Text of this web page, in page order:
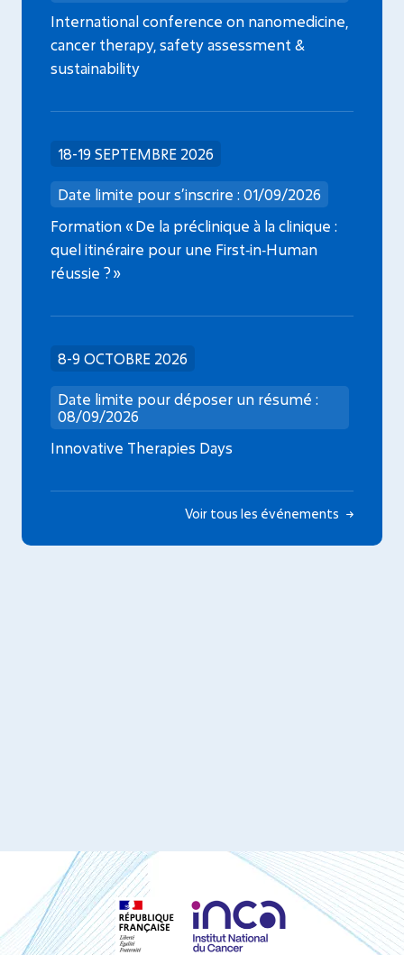
International conference on nanomedicine,
cancer therapy, safety assessment &
sustainability
18-19 SEPTEMBRE 2026
Date limite pour s’inscrire : 01/09/2026
Formation « De la préclinique à la clinique :
quel itinéraire pour une First‑in‑Human
réussie ? »
8-9 OCTOBRE 2026
Date limite pour déposer un résumé :
08/09/2026
Innovative Therapies Days
Voir tous les événements